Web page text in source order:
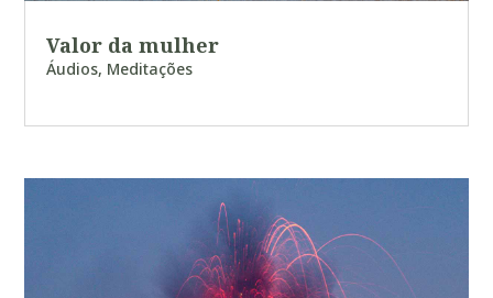
Valor da mulher
Áudios, Meditações